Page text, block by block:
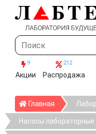
9
Акции
212
Распродажа
Главная Главная
Насосы лабораторные